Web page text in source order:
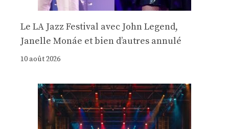
Le LA Jazz Festival avec John Legend,
Janelle Monáe et bien d’autres annulé
10 août 2026